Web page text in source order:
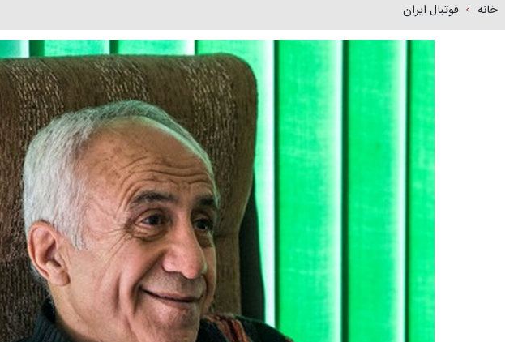
خانه فوتبال ایران